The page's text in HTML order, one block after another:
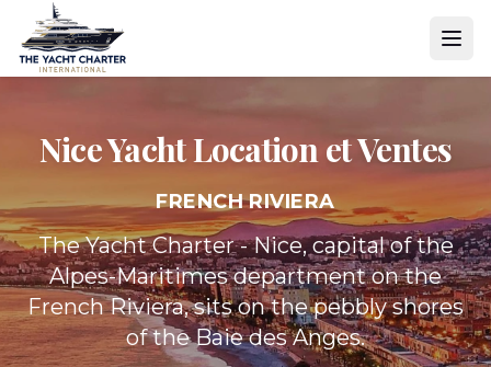
Nice YachtLocation et Ventes
FRENCH RIVIERA
The Yacht Charter - Nice, capital of the
Alpes-Maritimes department on the
French Riviera, sits on the pebbly shores
of the Baie des Anges.